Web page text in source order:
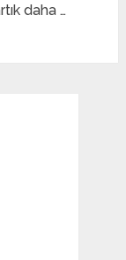
daha …